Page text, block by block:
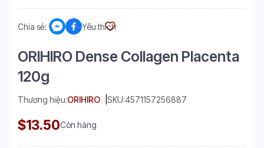
Chia sẻ: Yêu thích
ORIHIRO Dense Collagen Placenta
120g
Thương hiệu:ORIHIRO SKU:4571157256887
$13.50Còn hàng